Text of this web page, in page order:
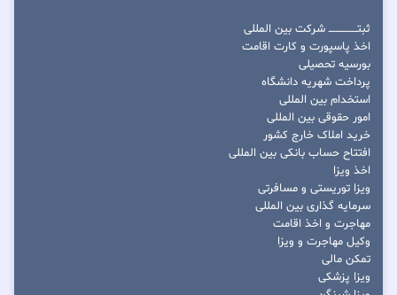
ثبتــــــــــــــــ شرکت بین المللی
اخذ پاسپورت و کارت اقامت
بورسیه تحصیلی
پرداخت شهریه دانشگاه
استخدام بین المللی
امور حقوقی بین المللی
خرید املاک خارج کشور
افتتاح حساب بانکی بین المللی
اخذ ویزا
ویزا توریستی و مسافرتی
سرمایه گذاری بین المللی
مهاجرت و اخذ اقامت
وکیل مهاجرت و ویزا
تمکن مالی
ویزا پزشکی